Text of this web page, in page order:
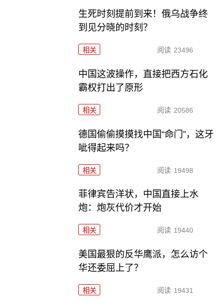
生死时刻提前到来！俄乌战争终
到见分晓的时刻？
相关 阅读 23496
中国这波操作，直接把西方石化
霸权打出了原形
相关 阅读 20586
德国偷偷摸摸找中国“命门”，这牙
呲得起来吗？
相关 阅读 19498
菲律宾告洋状，中国直接上水
炮：炮灰代价才开始
相关 阅读 19440
美国最狠的反华鹰派，怎么访个
华还委屈上了？
相关 阅读 19431